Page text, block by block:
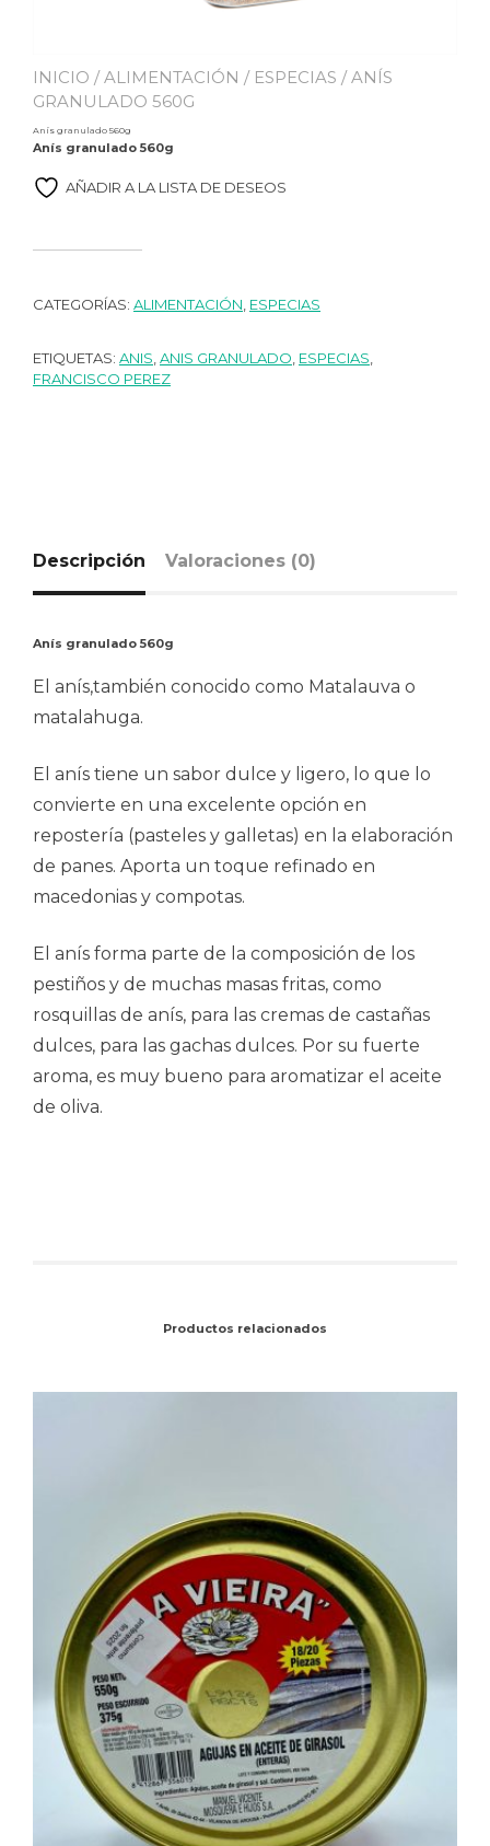
INICIO /ALIMENTACIÓN / ESPECIAS / ANÍS
GRANULADO 560G
Anís granulado 560g
Anís granulado 560g
AÑADIR A LA LISTA DE DESEOS
CATEGORÍAS: ALIMENTACIÓN ESPECIAS
ETIQUETAS: ANIS ANIS GRANULADO ESPECIAS
FRANCISCO PEREZ
Descripción Valoraciones (0)
Anís granulado 560g
El anís,también conocido como Matalauva o
matalahuga.
El anís tiene un sabor dulce y ligero, lo que lo
convierte en una excelente opción en
repostería (pasteles y galletas) en la elaboración
de panes. Aporta un toque refinado en
macedonias y compotas.
El anís forma parte de la composición de los
pestiños y de muchas masas fritas, como
rosquillas de anís, para las cremas de castañas
dulces, para las gachas dulces. Por su fuerte
aroma, es muy bueno para aromatizar el aceite
de oliva.
Productos relacionados